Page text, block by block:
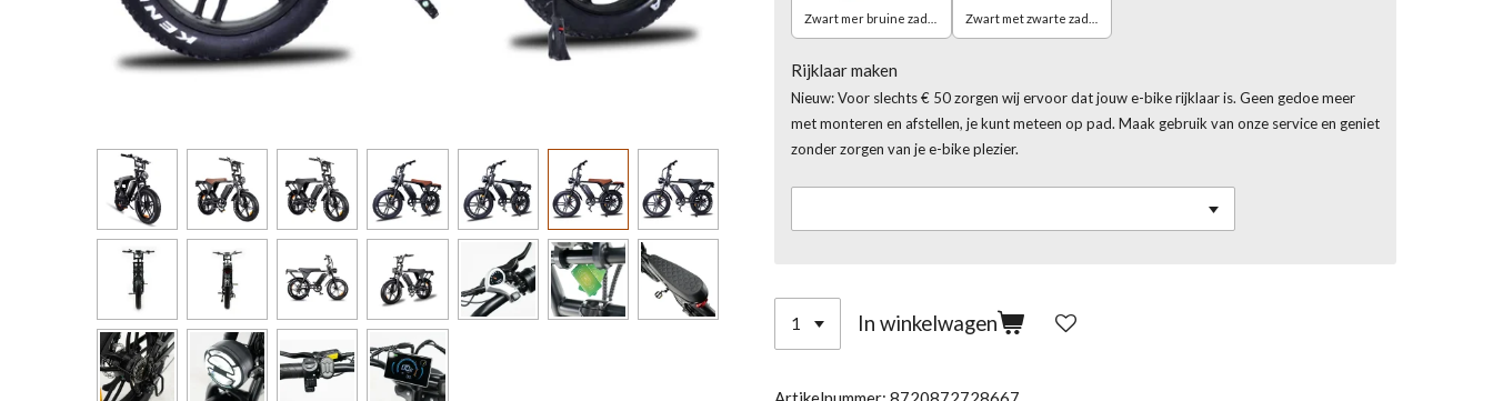
Rijklaar maken
Nieuw: Voor slechts € 50 zorgen wij ervoor dat jouw e-bike rijklaar is. Geen gedoe meer
met monteren en afstellen, je kunt meteen op pad. Maak gebruik van onze service en geniet
zonder zorgen van je e-bike plezier.
In winkelwagen